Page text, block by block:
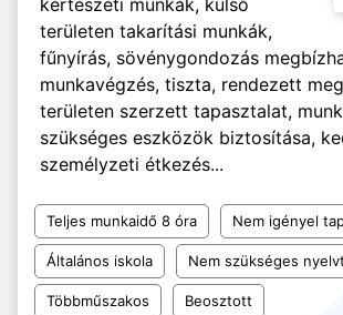
kertészeti munkák, külső
területen takarítási munkák,
fűnyírás, sövénygondozás
munkavégzés, tiszta, rendezett
területen szerzett tapasztalat,
szükséges eszközök biztosítása,
személyzeti étkezés...
Teljes munkaidő 8 óra Nem igényel
Általános iskola Nem szükséges
Többműszakos Beosztott